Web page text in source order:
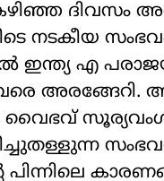
ദിവസം
നടകീയ
ഇന്ത്യ എ
അരങ്ങേറി.
വൈഭവ്
പിന്നിലെ